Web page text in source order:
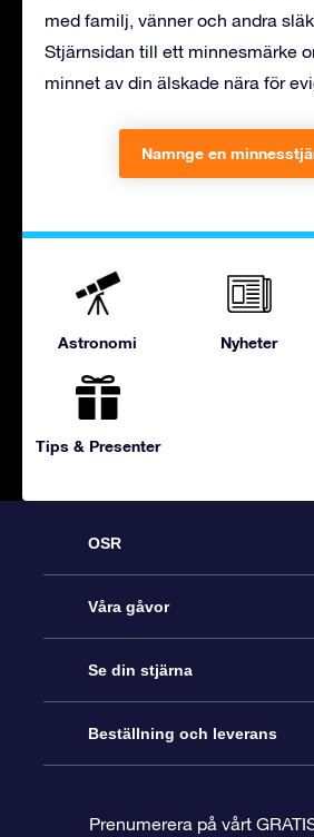
med familj, vänner och andra
Stjärnsidan till ett minnesmärke
minnet av din älskade nära för
Namnge en
Astronomi Nyheter
Tips & Presenter
OSR
Kundtjänst
Kontakta oss
Blogg
Våra gåvor
Online-Stjärngåva
OSR Gåvopaket
Se din stjärna
Stjärnregiste
Beställning och leverans
Prenumerera på vårt